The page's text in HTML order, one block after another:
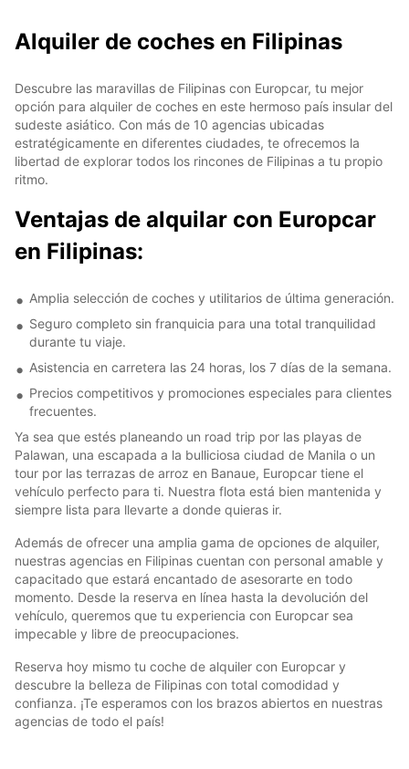
Alquiler de coches en Filipinas
Descubre las maravillas de Filipinas con Europcar, tu mejor
opción para alquiler de coches en este hermoso país insular del
sudeste asiático. Con más de 10 agencias ubicadas
estratégicamente en diferentes ciudades, te ofrecemos la
libertad de explorar todos los rincones de Filipinas a tu propio
ritmo.
Ventajas de alquilar con Europcar
en Filipinas:
Amplia selección de coches y utilitarios de última generación.
Seguro completo sin franquicia para una total tranquilidad
durante tu viaje.
Asistencia en carretera las 24 horas, los 7 días de la semana.
Precios competitivos y promociones especiales para clientes
frecuentes.
Ya sea que estés planeando un road trip por las playas de
Palawan, una escapada a la bulliciosa ciudad de Manila o un
tour por las terrazas de arroz en Banaue, Europcar tiene el
vehículo perfecto para ti. Nuestra flota está bien mantenida y
siempre lista para llevarte a donde quieras ir.
Además de ofrecer una amplia gama de opciones de alquiler,
nuestras agencias en Filipinas cuentan con personal amable y
capacitado que estará encantado de asesorarte en todo
momento. Desde la reserva en línea hasta la devolución del
vehículo, queremos que tu experiencia con Europcar sea
impecable y libre de preocupaciones.
Reserva hoy mismo tu coche de alquiler con Europcar y
descubre la belleza de Filipinas con total comodidad y
confianza. ¡Te esperamos con los brazos abiertos en nuestras
agencias de todo el país!